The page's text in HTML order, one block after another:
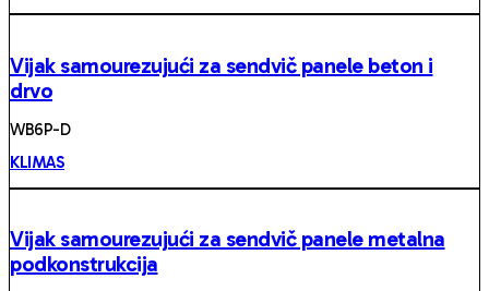
Vijak samourezujući za sendvič panele beton i
drvo
WB6P-D
KLIMAS
Vijak samourezujući za sendvič panele metalna
podkonstrukcija